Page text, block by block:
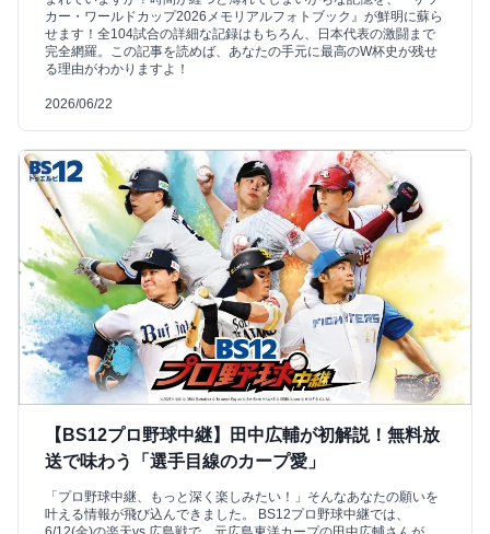
カー・ワールドカップ2026メモリアルフォトブック』が鮮明に蘇ら
せます！全104試合の詳細な記録はもちろん、日本代表の激闘まで
完全網羅。この記事を読めば、あなたの手元に最高のW杯史が残せ
る理由がわかりますよ！
2026/06/22
【BS12プロ野球中継】田中広輔が初解説！無料放
送で味わう「選手目線のカープ愛」
「プロ野球中継、もっと深く楽しみたい！」そんなあなたの願いを
叶える情報が飛び込んできました。 BS12プロ野球中継では、